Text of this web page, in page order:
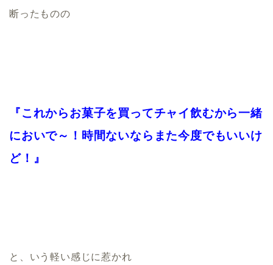
断ったものの
『これからお菓子を買ってチャイ飲むから一緒
においで～！時間ないならまた今度でもいいけ
ど！』
と、いう軽い感じに惹かれ